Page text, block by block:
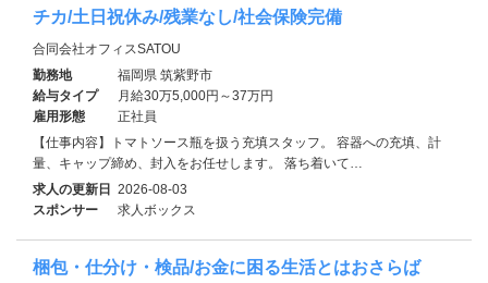
チカ/土日祝休み/残業なし/社会保険完備
合同会社オフィスSATOU
勤務地
福岡県 筑紫野市
給与タイプ
月給30万5,000円～37万円
雇用形態
正社員
【仕事内容】トマトソース瓶を扱う充填スタッフ。 容器への充填、計
量、キャップ締め、封入をお任せします。 落ち着いて…
求人の更新日 2026-08-03
スポンサー
求人ボックス
梱包・仕分け・検品/お金に困る生活とはおさらば